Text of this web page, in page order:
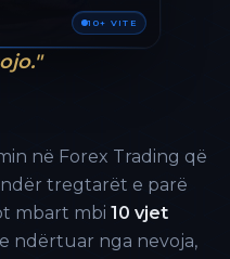
10+ VITE
në Forex Trading që
ndër tregtarët e parë
mbart mbi 10 vjet
ndërtuar nga nevoja,